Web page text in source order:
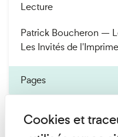
Lecture
Patrick Boucheron —
Les Invités de
Pages
Marie Cosnay